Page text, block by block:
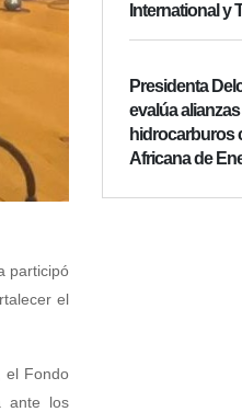
participó
el
el Fondo
ante los
International y
Presidenta
evalúa
hidrocarburos
Africana de